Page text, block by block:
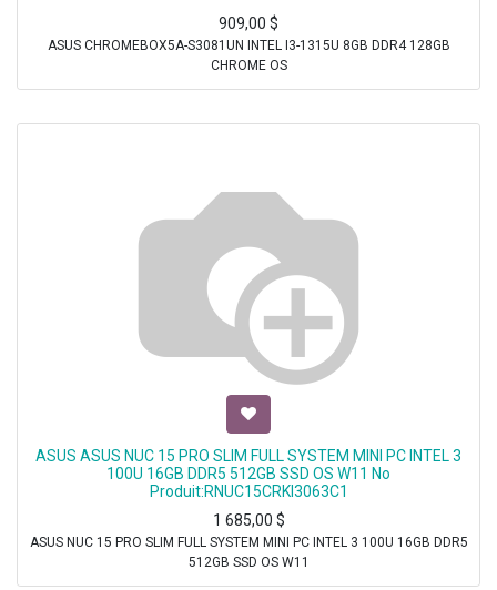
909,00 $
ASUS CHROMEBOX5A-S3081UN INTEL I3-1315U 8GB DDR4 128GB
CHROME OS
ASUS ASUS NUC 15 PRO SLIM FULL SYSTEM MINI PC INTEL 3
100U 16GB DDR5 512GB SSD OS W11 No
Produit:RNUC15CRKI3063C1
1 685,00 $
ASUS NUC 15 PRO SLIM FULL SYSTEM MINI PC INTEL 3 100U 16GB DDR5
512GB SSD OS W11